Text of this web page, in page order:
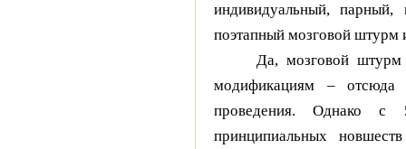
индивидуальный, парный,
поэтапный мозговой штурм
Да, мозговой штурм
модификациям – отсюда
проведения. Однако с
принципиальных